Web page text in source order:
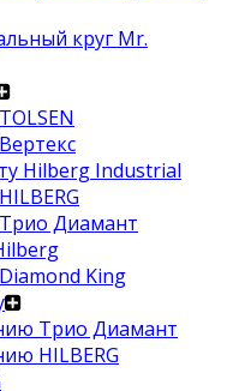
круг Mr.
Hilberg Industrial
Диамант
King
Трио Диамант
HILBERG